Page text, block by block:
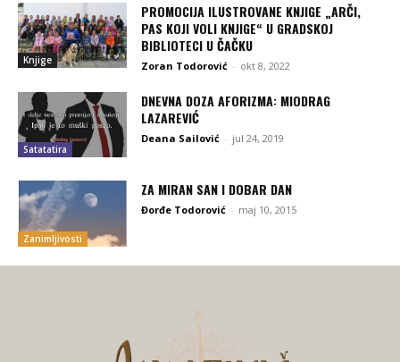
Knjige
PROMOCIJA ILUSTROVANE KNJIGE „ARČI,
PAS KOJI VOLI KNJIGE“ U GRADSKOJ
BIBLIOTECI U ČAČKU
Zoran Todorović - okt 8, 2022
Satatatira
DNEVNA DOZA AFORIZMA: MIODRAG
LAZAREVIĆ
Deana Sailović - jul 24, 2019
Zanimljivosti
ZA MIRAN SAN I DOBAR DAN
Đorđe Todorović - maj 10, 2015